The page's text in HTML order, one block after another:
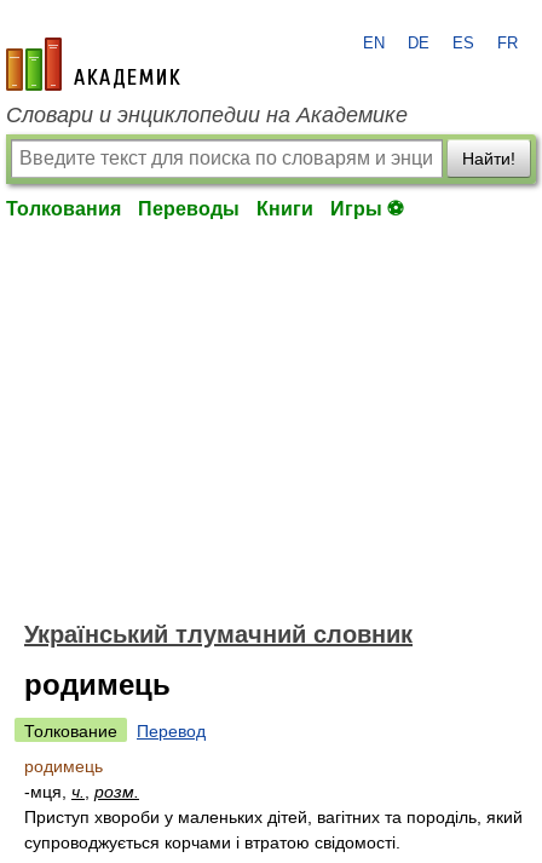
academic.ru
EN DE ES FR
Словари и энциклопедии на Академике
Найти!
Толкования Переводы Книги Игры ⚽
Український тлумачний словник
родимець
Толкование
Перевод
родимець
-мця, ч.
розм.
Приступ хвороби у маленьких дітей, вагітних та породіль, який
супроводжується корчами і втратою свідомості.